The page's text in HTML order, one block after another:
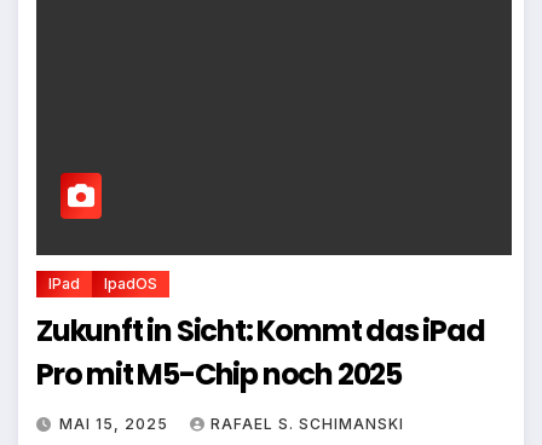
IPad IpadOS
Zukunft in Sicht: Kommt das iPad
Pro mit M5-Chip noch 2025
MAI 15, 2025 RAFAEL S. SCHIMANSKI